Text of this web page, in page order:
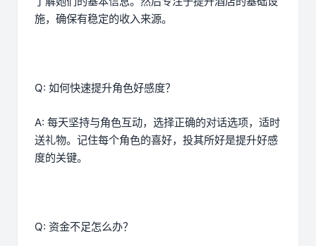
施，确保有稳定的收入来源。
Q: 如何快速提升角色好感度？
A: 每天坚持与角色互动，选择正确的对话选项，适时
送礼物。记住每个角色的喜好，投其所好是提升好感
度的关键。
Q: 资金不足怎么办？